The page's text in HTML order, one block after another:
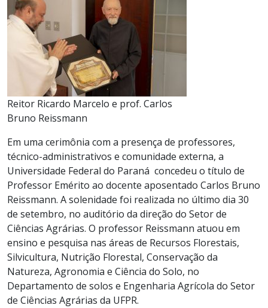
Reitor Ricardo Marcelo e prof. Carlos
Bruno Reissmann
Em uma cerimônia com a presença de professores,
técnico-administrativos e comunidade externa, a
Universidade Federal do Paraná concedeu o título de
Professor Emérito ao docente aposentado Carlos Bruno
Reissmann. A solenidade foi realizada no último dia 30
de setembro, no auditório da direção do Setor de
Ciências Agrárias. O professor Reissmann atuou em
ensino e pesquisa nas áreas de Recursos Florestais,
Silvicultura, Nutrição Florestal, Conservação da
Natureza, Agronomia e Ciência do Solo, no
Departamento de solos e Engenharia Agrícola do Setor
de Ciências Agrárias da UFPR.